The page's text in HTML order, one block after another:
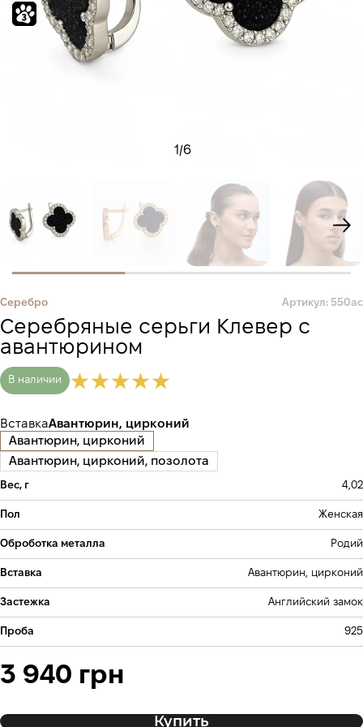
1/6
Серебро Артикул: 550ас
Серебряные серьги Клевер с
авантюрином
В наличии
ВставкаАвантюрин, цирконий
Авантюрин, цирконий
Авантюрин, цирконий, позолота
Вес, г 4,02
Пол Женская
Оброботка металла Родий
Вставка Авантюрин, цирконий
Застежка Английский замок
Проба 925
3 940 грн
Купить